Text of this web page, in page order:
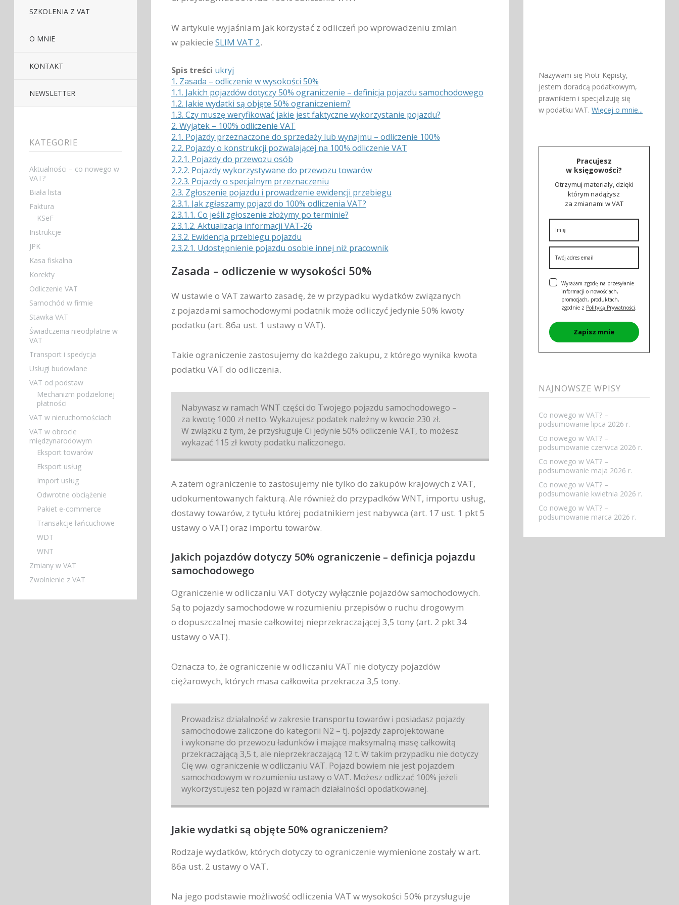
SZKOLENIA Z VAT
O MNIE
KONTAKT
NEWSLETTER
KATEGORIE
Aktualności – co nowego w
VAT?
Biała lista
Faktura
KSeF
Instrukcje
JPK
Kasa fiskalna
Korekty
Odliczenie VAT
Samochód w firmie
Stawka VAT
Świadczenia nieodpłatne w
VAT
Transport i spedycja
Usługi budowlane
VAT od podstaw
Mechanizm podzielonej
płatności
VAT w nieruchomościach
VAT w obrocie
międzynarodowym
Eksport towarów
Eksport usług
Import usług
Odwrotne obciążenie
Pakiet e-commerce
Transakcje łańcuchowe
WDT
WNT
Zmiany w VAT
Zwolnienie z VAT
W artykule wyjaśniam jak korzystać z odliczeń po wprowadzeniu zmian
w pakiecie SLIM VAT 2.
Spis treści ukryj
1. Zasada – odliczenie w wysokości 50%
1.1. Jakich pojazdów dotyczy 50% ograniczenie – definicja pojazdu samochodowego
1.2. Jakie wydatki są objęte 50% ograniczeniem?
1.3. Czy muszę weryfikować jakie jest faktyczne wykorzystanie pojazdu?
2. Wyjątek – 100% odliczenie VAT
2.1. Pojazdy przeznaczone do sprzedaży lub wynajmu – odliczenie 100%
2.2. Pojazdy o konstrukcji pozwalającej na 100% odliczenie VAT
2.2.1. Pojazdy do przewozu osób
2.2.2. Pojazdy wykorzystywane do przewozu towarów
2.2.3. Pojazdy o specjalnym przeznaczeniu
2.3. Zgłoszenie pojazdu i prowadzenie ewidencji przebiegu
2.3.1. Jak zgłaszamy pojazd do 100% odliczenia VAT?
2.3.1.1. Co jeśli zgłoszenie złożymy po terminie?
2.3.1.2. Aktualizacja informacji VAT-26
2.3.2. Ewidencja przebiegu pojazdu
2.3.2.1. Udostępnienie pojazdu osobie innej niż pracownik
Zasada – odliczenie w wysokości 50%
W ustawie o VAT zawarto zasadę, że w przypadku wydatków związanych
z pojazdami samochodowymi podatnik może odliczyć jedynie 50% kwoty
podatku (art. 86a ust. 1 ustawy o VAT).
Takie ograniczenie zastosujemy do każdego zakupu, z którego wynika kwota
podatku VAT do odliczenia.
Nabywasz w ramach WNT części do Twojego pojazdu samochodowego –
za kwotę 1000 zł netto. Wykazujesz podatek należny w kwocie 230 zł.
W związku z tym, że przysługuje Ci jedynie 50% odliczenie VAT, to możesz
wykazać 115 zł kwoty podatku naliczonego.
A zatem ograniczenie to zastosujemy nie tylko do zakupów krajowych z VAT,
udokumentowanych fakturą. Ale również do przypadków WNT, importu usług,
dostawy towarów, z tytułu której podatnikiem jest nabywca (art. 17 ust. 1 pkt 5
ustawy o VAT) oraz importu towarów.
Jakich pojazdów dotyczy 50% ograniczenie – definicja pojazdu
samochodowego
Ograniczenie w odliczaniu VAT dotyczy wyłącznie pojazdów samochodowych.
Są to pojazdy samochodowe w rozumieniu przepisów o ruchu drogowym
o dopuszczalnej masie całkowitej nieprzekraczającej 3,5 tony (art. 2 pkt 34
ustawy o VAT).
Oznacza to, że ograniczenie w odliczaniu VAT nie dotyczy pojazdów
ciężarowych, których masa całkowita przekracza 3,5 tony.
Prowadzisz działalność w zakresie transportu towarów i posiadasz pojazdy
samochodowe zaliczone do kategorii N2 – tj. pojazdy zaprojektowane
i wykonane do przewozu ładunków i mające maksymalną masę całkowitą
przekraczającą 3,5 t, ale nieprzekraczającą 12 t. W takim przypadku nie dotyczy
Cię ww. ograniczenie w odliczaniu VAT. Pojazd bowiem nie jest pojazdem
samochodowym w rozumieniu ustawy o VAT. Możesz odliczać 100% jeżeli
wykorzystujesz ten pojazd w ramach działalności opodatkowanej.
Jakie wydatki są objęte 50% ograniczeniem?
Rodzaje wydatków, których dotyczy to ograniczenie wymienione zostały w art.
86a ust. 2 ustawy o VAT.
Na jego podstawie możliwość odliczenia VAT w wysokości 50% przysługuje
Nazywam się Piotr Kępisty,
jestem doradcą podatkowym,
prawnikiem i specjalizuję się
w podatku VAT. Więcej o mnie...
Pracujesz
w księgowości?
Otrzymuj materiały, dzięki
którym nadążysz
za zmianami w VAT
Wyrażam zgodę na przesyłanie
informacji o nowościach,
promocjach, produktach,
zgodnie z Polityką Prywatności.
Zapisz mnie
NAJNOWSZE WPISY
Co nowego w VAT? –
podsumowanie lipca 2026 r.
Co nowego w VAT? –
podsumowanie czerwca 2026 r.
Co nowego w VAT? –
podsumowanie maja 2026 r.
Co nowego w VAT? –
podsumowanie kwietnia 2026 r.
Co nowego w VAT? –
podsumowanie marca 2026 r.